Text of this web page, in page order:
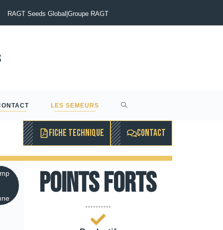
RAGT Seeds Global|Groupe RAGT
LES SEMEURS
FICHE TECHNIQUE CONTACT
Points forts